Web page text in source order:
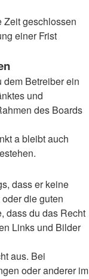
Zeit geschlossen
einer Frist
dem Betreiber ein
und
des Boards
a bleibt auch
dass er keine
die guten
dass du das Recht
Links und Bilder
aus. Bei
oder anderer im